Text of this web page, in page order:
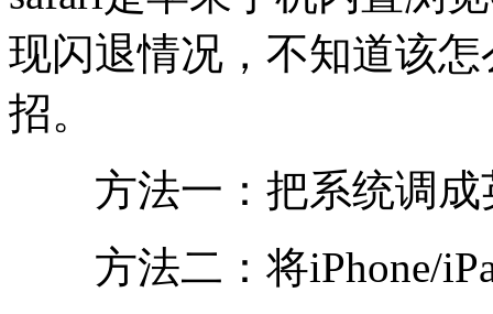
现闪退情况，不知道该
招。
方法一：把系统调成
方法二：将iPhone/